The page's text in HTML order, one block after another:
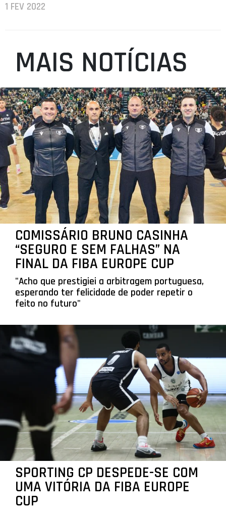
1 FEV 2022
MAIS NOTÍCIAS
COMISSÁRIO BRUNO CASINHA
“SEGURO E SEM FALHAS” NA
FINAL DA FIBA EUROPE CUP
"Acho que prestigiei a arbitragem portuguesa,
esperando ter felicidade de poder repetir o
feito no futuro"
SPORTING CP DESPEDE-SE COM
UMA VITÓRIA DA FIBA EUROPE
CUP